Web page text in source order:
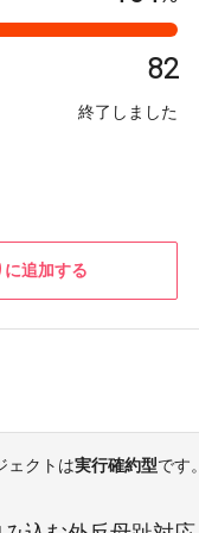
82
終了しました
に追加する
ェクトは実行確約型です。